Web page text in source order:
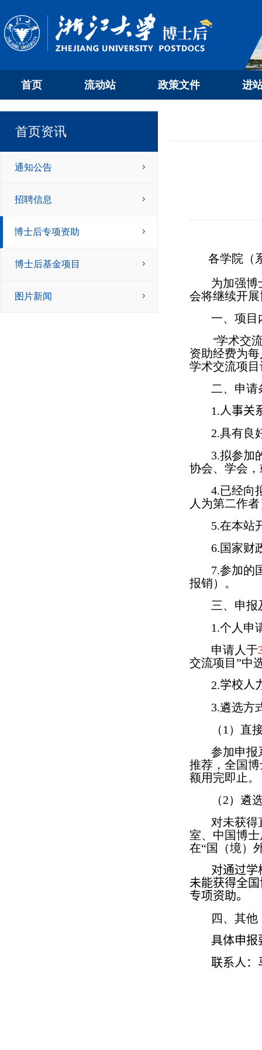
首页 流动站 政策文件 进
首页资讯
通知公告
招聘信息
博士后专项资助
博士后基金项目
图片新闻
各学院（
为加强博
会将继续开
一、项目
“学术交
资助经费为
学术交流项
二、申请
1.人事关
2.具有良
3.拟参加
协会、学会
4.已经向
人为第二作
5.在本站
6.国家财
7.参加的
报销）。
三、申报
1.个人申
申请人于
交流项目”中
2.学校人
3.遴选方
（1 ）直
参加申报
推荐，全国
额用完即止。
（2）遴
对未获得
室、中国博
在“国（境）
对通过学
未能获得全
专项资助。
四、其他
具体申报
联系人：